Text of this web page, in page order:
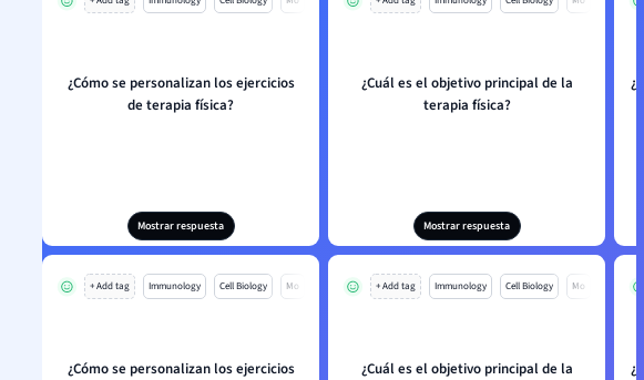
¿Cómo se personalizan los ejercicios
de terapia física?
Mostrar respuesta
¿Cuál es el objetivo principal de la
terapia física?
Mostrar respuesta
+ Add tag Immunology Cell Biology Mo
¿Cómo se personalizan los ejercicios
+ Add tag Immunology Cell Biology Mo
¿Cuál es el objetivo principal de la